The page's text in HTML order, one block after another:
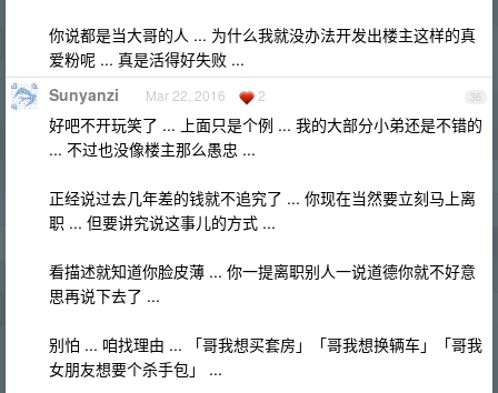
你说都是当大哥的人 ... 为什么我就没办法开发出楼主这样的真
爱粉呢 ... 真是活得好失败 ...
36
Sunyanzi Mar 22, 2016 2
好吧不开玩笑了 ... 上面只是个例 ... 我的大部分小弟还是不错的
... 不过也没像楼主那么愚忠 ...
正经说过去几年差的钱就不追究了 ... 你现在当然要立刻马上离
职 ... 但要讲究说这事儿的方式 ...
看描述就知道你脸皮薄 ... 你一提离职别人一说道德你就不好意
思再说下去了 ...
别怕 ... 咱找理由 ... 「哥我想买套房」「哥我想换辆车」「哥我
女朋友想要个杀手包」 ...